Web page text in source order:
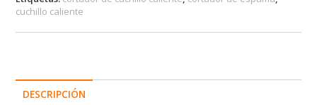
n
a
t
e
cuchillo caliente
DESCRIPCIÓN